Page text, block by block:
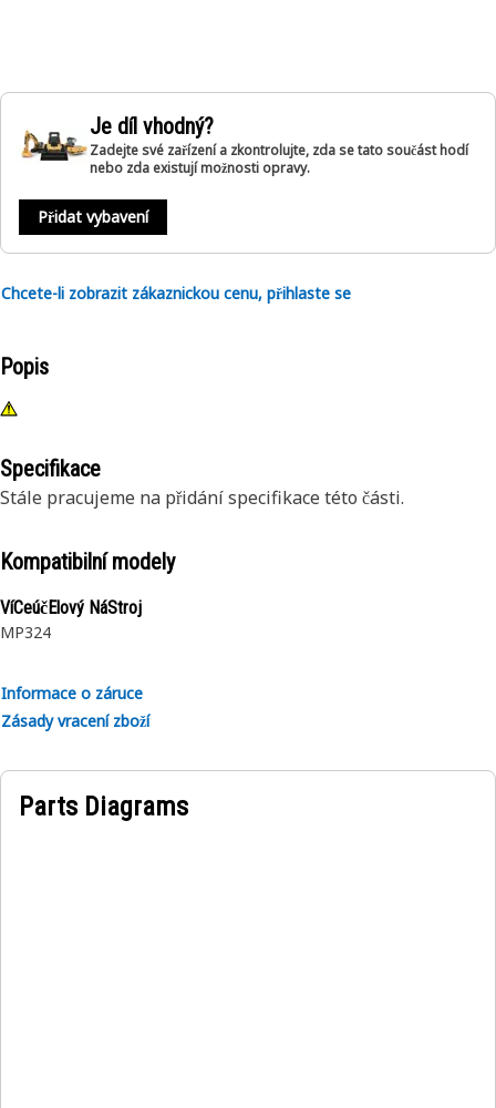
Je díl vhodný?
Zadejte své zařízení a zkontrolujte, zda se tato součást hodí
nebo zda existují možnosti opravy.
Přidat vybavení
Chcete-li zobrazit zákaznickou cenu, přihlaste se
Popis
Specifikace
Stále pracujeme na přidání specifikace této části.
Kompatibilní modely
VíCeúčElový NáStroj
MP324
Informace o záruce
Zásady vracení zboží
Parts Diagrams